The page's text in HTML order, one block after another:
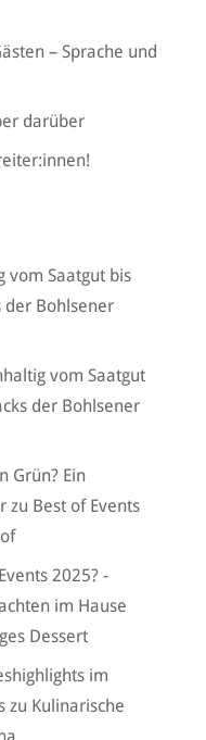
– Sprache und
darüber
vom Saatgut bis
der Bohlsener
vom Saatgut
der Bohlsener
Grün? Ein
zu Best of Events
2025? -
im Hause
Dessert
im
zu Kulinarische